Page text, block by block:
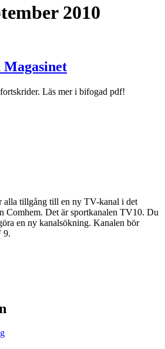
2010
Läs mer i bifogad pdf!
alla tillgång till en ny TV-kanal i det
Comhem. Det är sportkanalen TV10. Du
en ny kanalsökning. Kanalen bör
9.